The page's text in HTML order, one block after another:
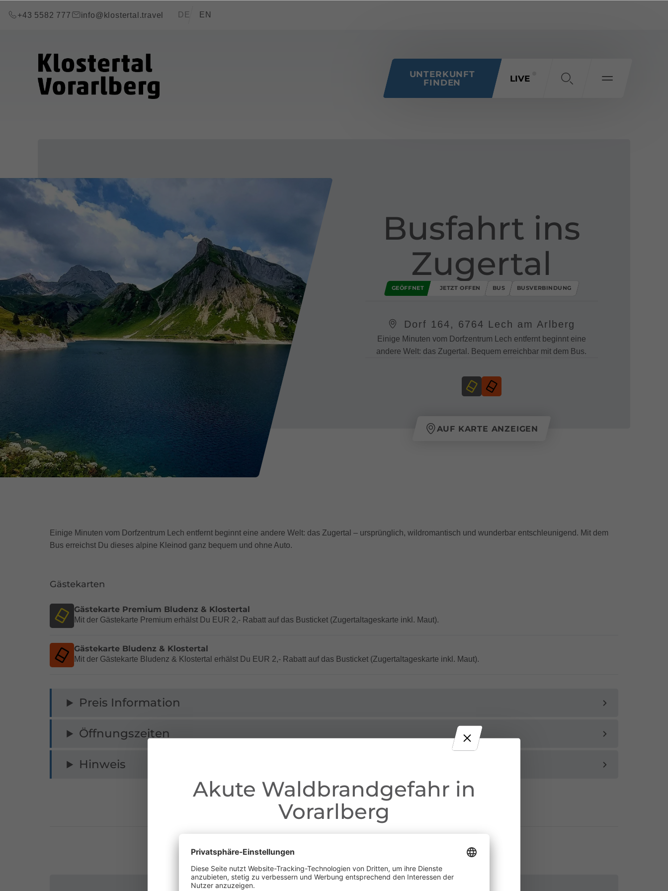
+43 5582 777
info@klostertal.travel DE EN
UNTERKUNFT
FINDEN
LIVE
Busfahrt ins
Zugertal
GEÖFFNET JETZT OFFEN BUS BUSVERBINDUNG
Dorf 164, 6764 Lech am Arlberg
Einige Minuten vom Dorfzentrum Lech entfernt beginnt eine
andere Welt: das Zugertal. Bequem erreichbar mit dem Bus.
AUF KARTE ANZEIGEN
Einige Minuten vom Dorfzentrum Lech entfernt beginnt eine andere Welt: das Zugertal – ursprünglich, wildromantisch und wunderbar entschleunigend. Mit dem
Bus erreichst Du dieses alpine Kleinod ganz bequem und ohne Auto.
Gästekarten
Gästekarte Premium Bludenz & Klostertal
Mit der Gästekarte Premium erhälst Du EUR 2,- Rabatt auf das Busticket (Zugertaltageskarte inkl. Maut).
Gästekarte Bludenz & Klostertal
Mit der Gästekarte Bludenz & Klostertal erhälst Du EUR 2,- Rabatt auf das Busticket (Zugertaltageskarte inkl. Maut).
Preis Information
Öffnungszeiten
Hinweis
Akute Waldbrandgefahr in
Vorarlberg
aufgrund der anhaltenden Trockenheit gilt in